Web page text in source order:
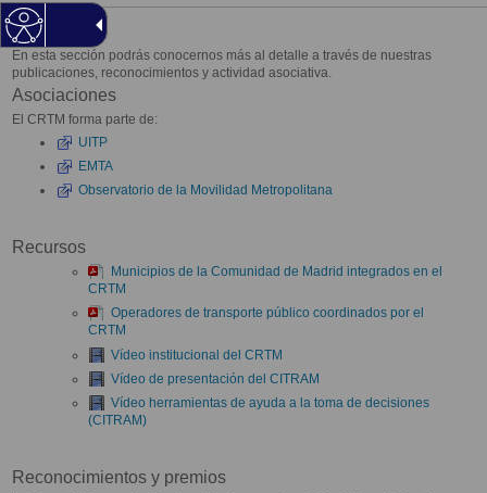
En esta sección podrás conocernos más al detalle a través de nuestras
publicaciones, reconocimientos y actividad asociativa.
Asociaciones
El CRTM forma parte de:
UITP
EMTA
Observatorio de la Movilidad Metropolitana
Recursos
Municipios de la Comunidad de Madrid integrados en el
CRTM
Operadores de transporte público coordinados por el
CRTM
Vídeo institucional del CRTM
Vídeo de presentación del CITRAM
Vídeo herramientas de ayuda a la toma de decisiones
(CITRAM)
Reconocimientos y premios